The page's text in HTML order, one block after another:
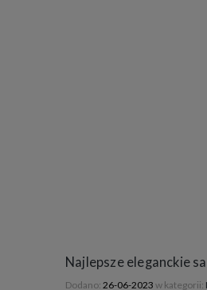
Najlepsze eleganckie
Dodano: 26-06-2023 w kategorii: